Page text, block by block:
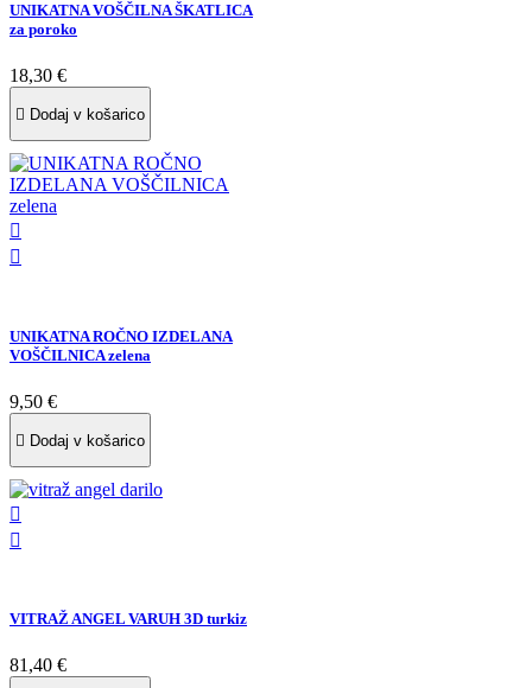
UNIKATNA VOŠČILNA ŠKATLICA
za poroko
18,30 €
 Dodaj v košarico


UNIKATNA ROČNO IZDELANA
VOŠČILNICA zelena
9,50 €
 Dodaj v košarico


VITRAŽ ANGEL VARUH 3D turkiz
81,40 €